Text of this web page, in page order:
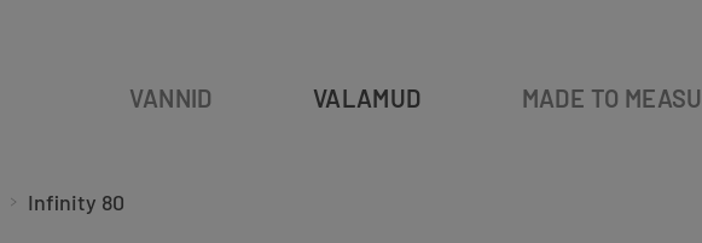
VANNID VALAMUD MADE TO
Infinity 80